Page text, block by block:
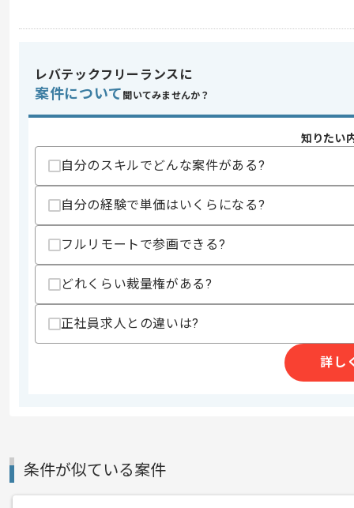
スキル
求めるスキル
・StepFunctions、lambda、S3、CDK
・Linuxを用いた実務経験
・Kubernetes等のコンテナオーケスト
・C++、OLAP、OLTPに関する知見
スキルに不安がある方へ
上記に似た経験やスキルをお持ちであれば申
その他募集要項
商談回数
募集人数
レバテックフリーランスに
案件について 聞いてみませんか？
知りたい
自分のスキルでどんな案件がある?
自分の経験で単価はいくらになる?
フルリモートで参画できる?
どれくらい裁量権がある?
正社員求人との違いは?
詳し
条件が似ている案件